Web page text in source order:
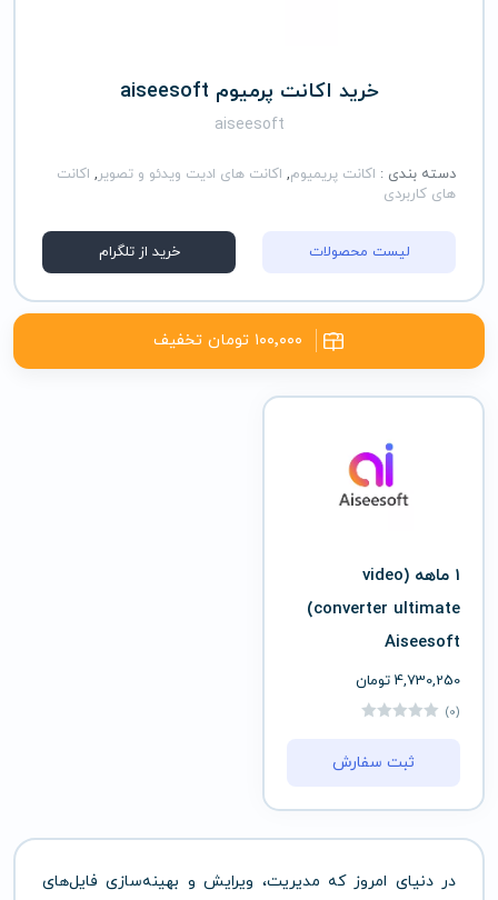
خرید اکانت پرمیوم aiseesoft
aiseesoft
دسته بندی : اکانت پریمیوم, اکانت های ادیت ویدئو و تصویر, اکانت
های کاربردی
لیست محصولات خرید از تلگرام
۱۰۰٬۰۰۰ تومان تخفیف
1 ماهه (video
converter ultimate)
Aiseesoft
4,730,250 تومان
(0)
ثبت سفارش
در دنیای امروز که مدیریت، ویرایش و بهینه‌سازی فایل‌های